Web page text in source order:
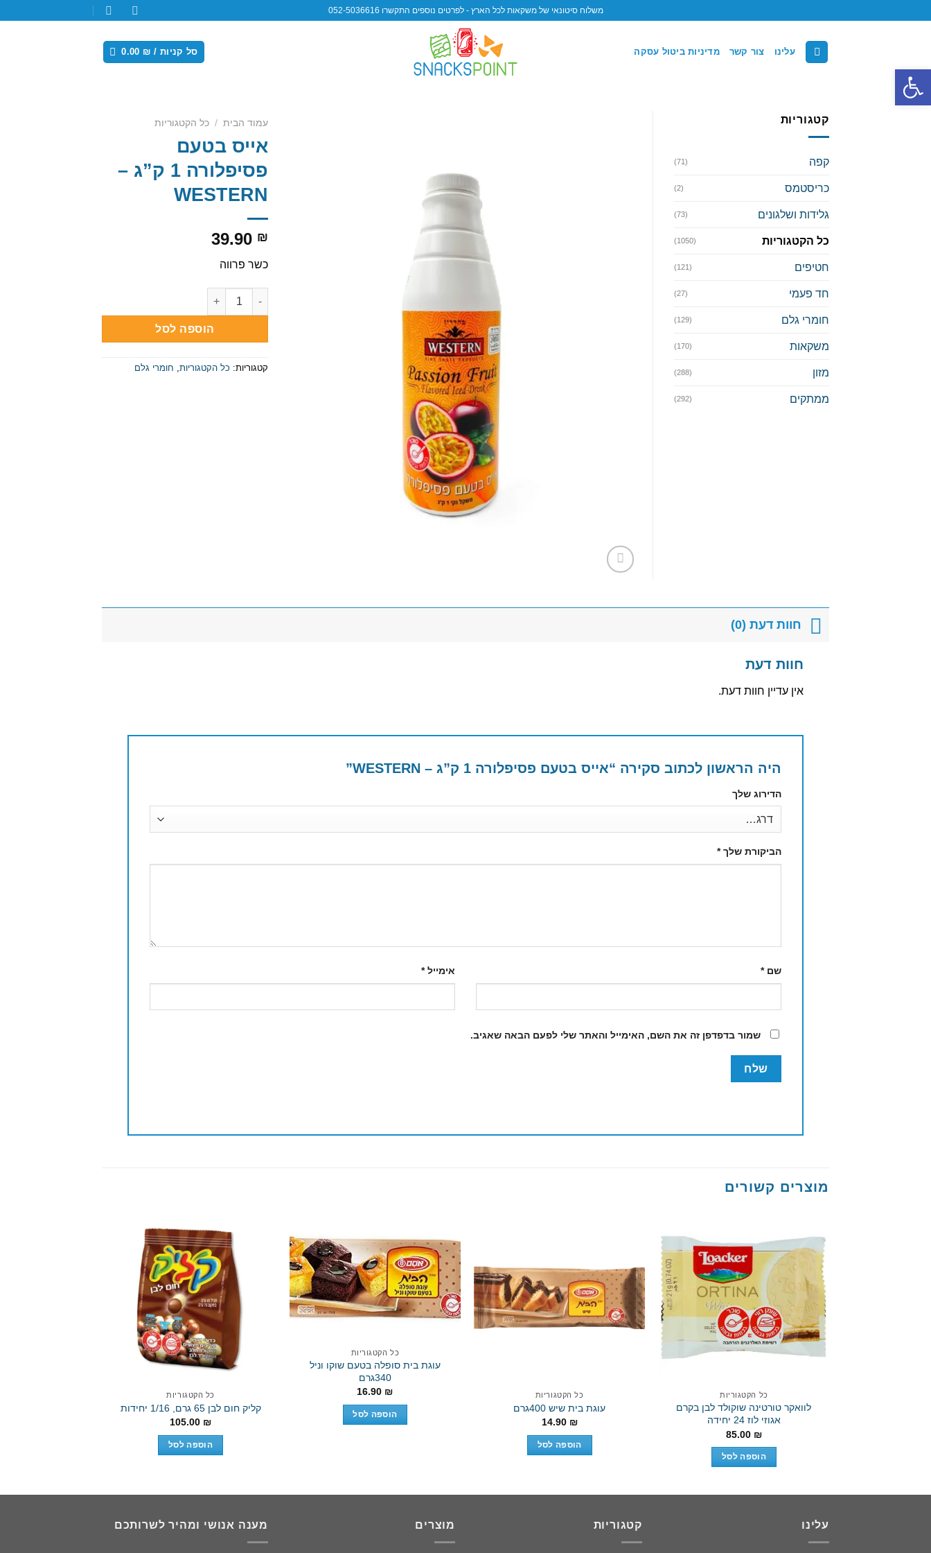
משלוח סיטונאי של משקאות לכל הארץ - לפרטים נוספים התקשרו 052-5036616
עלינו צור קשר מדיניות ביטול עסקה סל קניות / 0.00 ₪
עמוד הבית / כל הקטגוריות
אייס בטעם
פסיפלורה 1 ק”ג –
WESTERN
39.90 ₪
כשר פרווה
כמות של אייס בטעם פסיפלורה 1 ק”ג - WESTERN
הוספה לסל
קטגוריות: כל הקטגוריות חומרי גלם
קטגוריות
קפה (71)
כריסטמס (2)
גלידות ושלגונים (73)
כל הקטגוריות (1050)
חטיפים (121)
חד פעמי (27)
חומרי גלם (129)
משקאות (170)
מזון (288)
ממתקים (292)
חוות דעת (0)
חוות דעת
אין עדיין חוות דעת.
היה הראשון לכתוב סקירה “אייס בטעם פסיפלורה 1 ק”ג – WESTERN”
הדירוג שלך
הביקורת שלך*
שם* אימייל*
שמור בדפדפן זה את השם, האימייל והאתר שלי לפעם הבאה שאגיב.
מוצרים קשורים
Add to
wishlist
כל הקטגוריות
לוואקר טורטינה שוקולד לבן בקרם
אגוזי לוז 24 יחידה
85.00 ₪
הוספה לסל
כל הקטגוריות
עוגת בית שיש 400גרם
14.90 ₪
הוספה לסל
Add to
wishlist
כל הקטגוריות
עוגת בית סופלה בטעם שוקו וניל
340גרם
16.90 ₪
הוספה לסל
כל הקטגוריות
קליק חום לבן 65 גרם, 1/16 יחידות
105.00 ₪
הוספה לסל
עלינו קטגוריות מוצרים מענה אנושי ומהיר לשרותכם
פתח סרגל נגישות